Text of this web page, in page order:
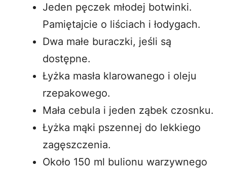
Jeden pęczek młodej botwinki.
Pamiętajcie o liściach i łodygach.
Dwa małe buraczki, jeśli są
dostępne.
Łyżka masła klarowanego i oleju
rzepakowego.
Mała cebula i jeden ząbek czosnku.
Łyżka mąki pszennej do lekkiego
zagęszczenia.
Około 150 ml bulionu warzywnego